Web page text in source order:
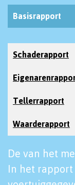
Basisrapport
Schaderapport
Tellerrapport
Waarderapport
De van het
In het